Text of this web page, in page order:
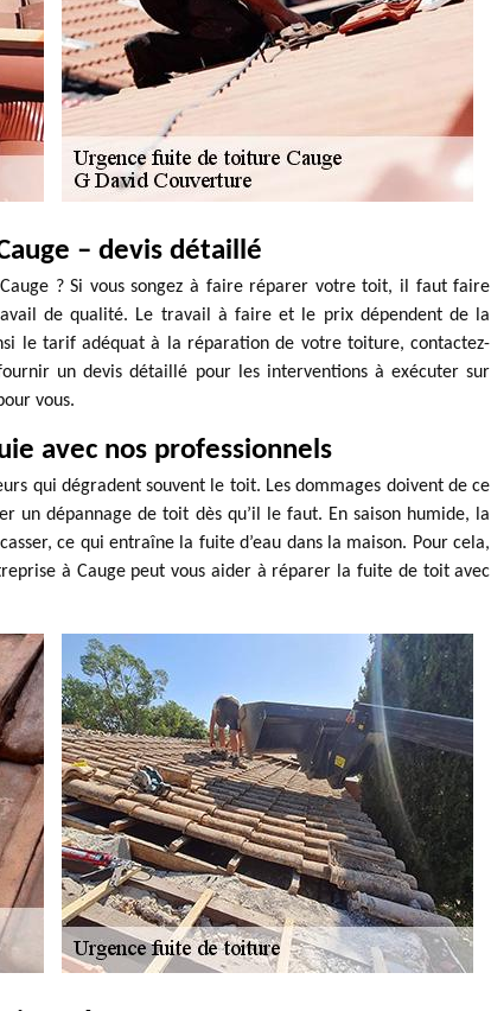
– devis détaillé
? Si vous songez à faire réparer votre toit, il faut faire
de qualité. Le travail à faire et le prix dépendent de la
le tarif adéquat à la réparation de votre toiture, contactez-
un devis détaillé pour les interventions à exécuter sur
vous.
avec nos professionnels
qui dégradent souvent le toit. Les dommages doivent de ce
dépannage de toit dès qu’il le faut. En saison humide, la
ce qui entraîne la fuite d’eau dans la maison. Pour cela,
à Cauge peut vous aider à réparer la fuite de toit avec